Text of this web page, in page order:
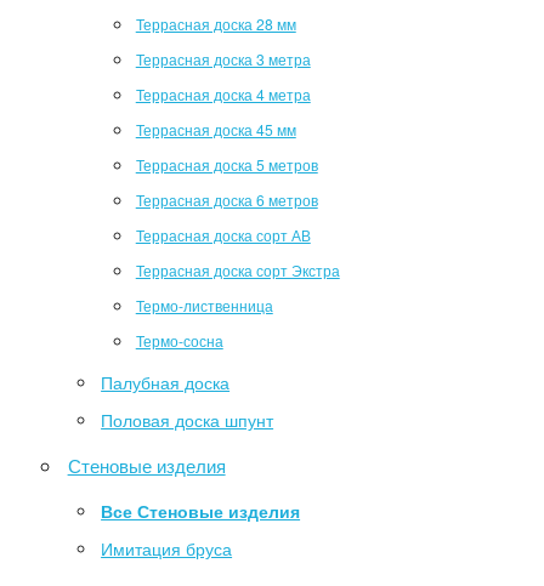
Террасная доска 28 мм
Террасная доска 3 метра
Террасная доска 4 метра
Террасная доска 45 мм
Террасная доска 5 метров
Террасная доска 6 метров
Террасная доска сорт АВ
Террасная доска сорт Экстра
Термо-лиственница
Термо-сосна
Палубная доска
Половая доска шпунт
Стеновые изделия
Все Стеновые изделия
Имитация бруса